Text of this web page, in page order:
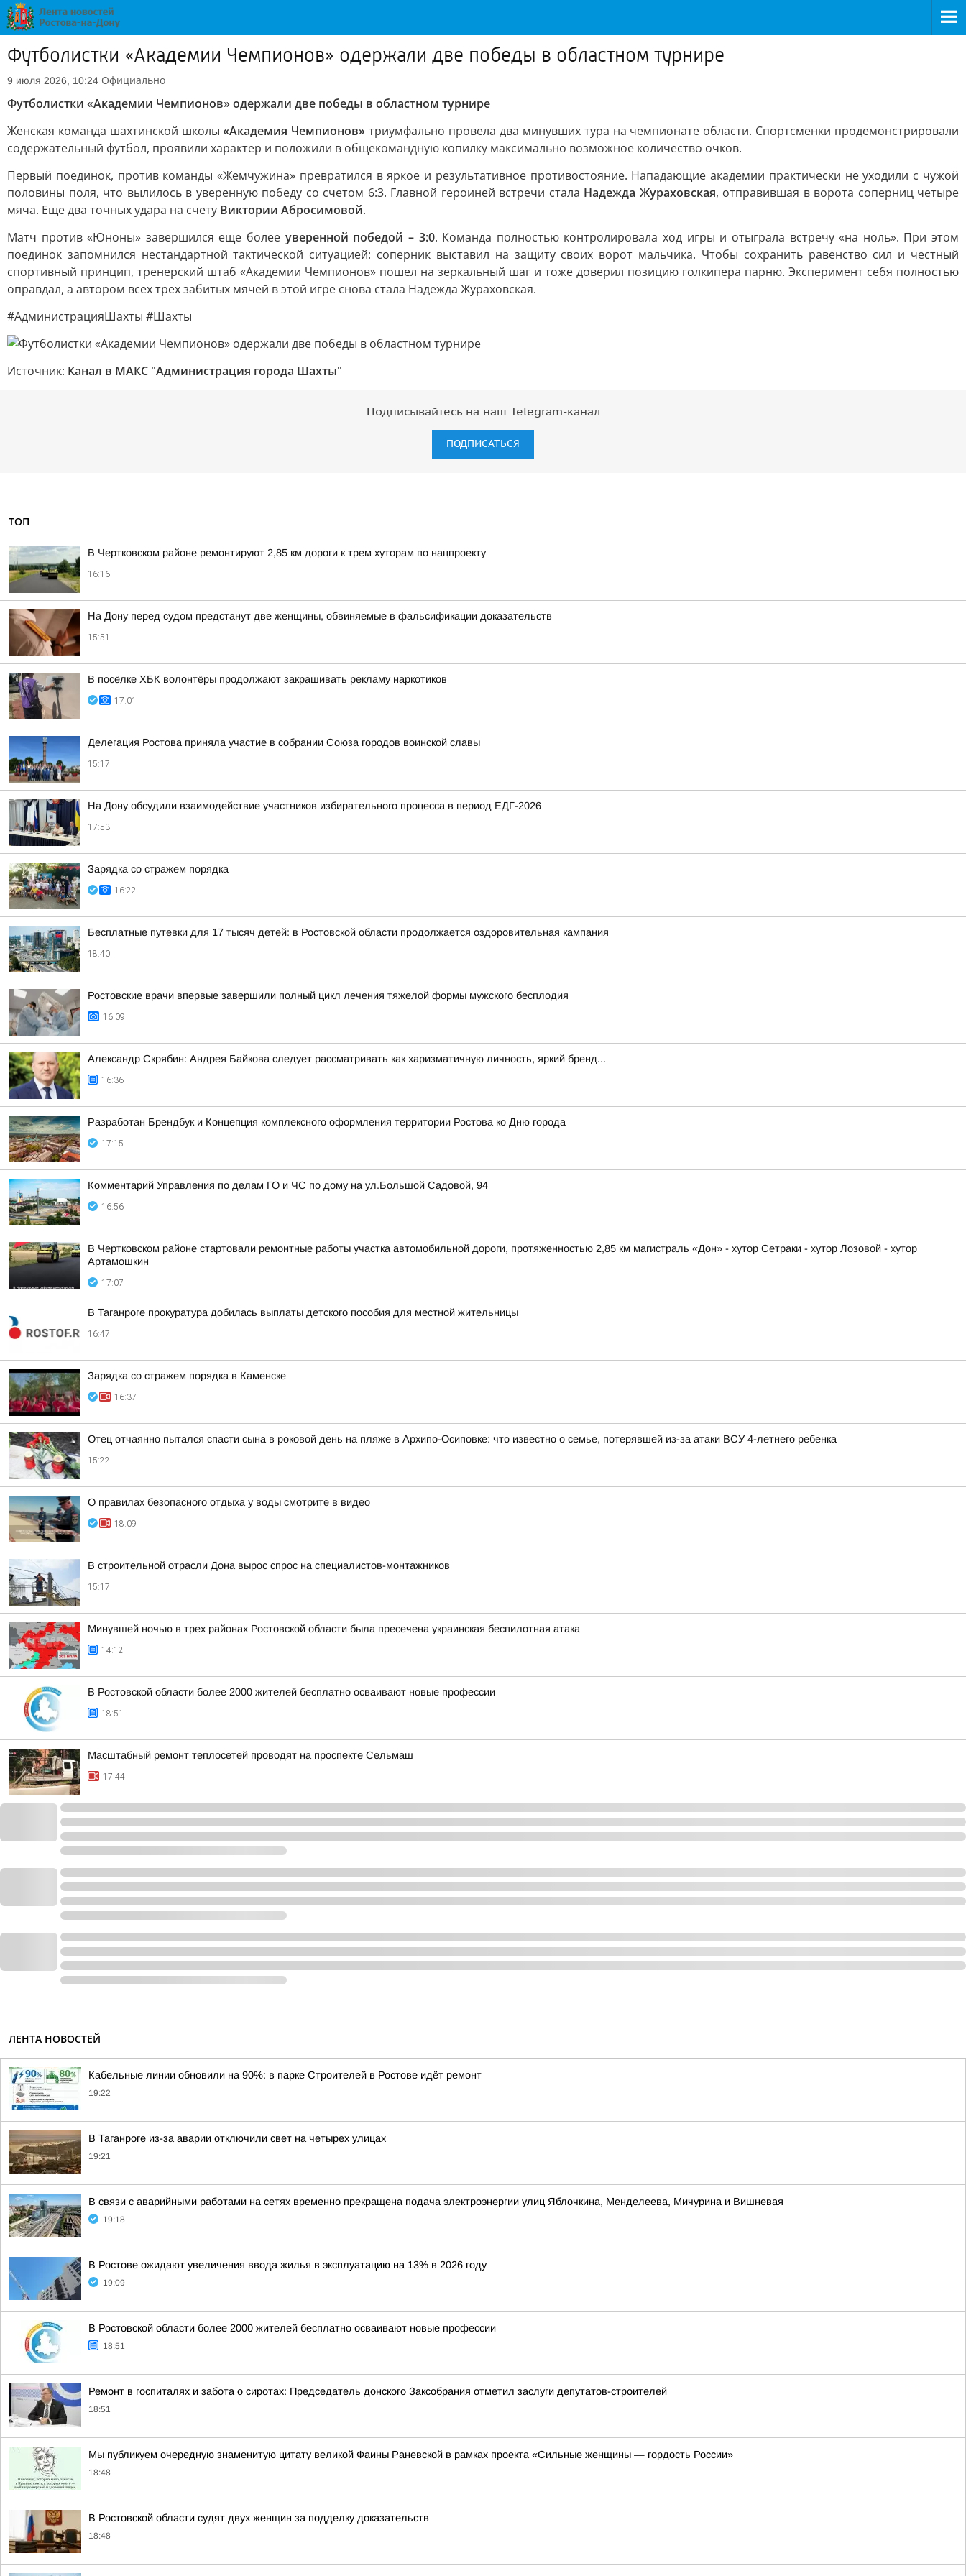
Футболистки «Академии Чемпионов» одержали две победы в областном турнире
9 июля 2026, 10:24 Официально
Футболистки «Академии Чемпионов» одержали две победы в областном турнире
Женская команда шахтинской школы«Академия Чемпионов» триумфально провела два минувших тура на чемпионате области. Спортсменки продемонстрировали
содержательный футбол, проявили характер и положили в общекомандную копилку максимально возможное количество очков.
Первый поединок, против команды «Жемчужина» превратился в яркое и результативное противостояние. Нападающие академии практически не уходили с чужой
половины поля, что вылилось в уверенную победу со счетом 6:3. Главной героиней встречи стала Надежда Жураховская, отправившая в ворота соперниц четыре
мяча. Еще два точных удара на счету Виктории Абросимовой.
Матч против «Юноны» завершился еще более уверенной победой – 3:0. Команда полностью контролировала ход игры и отыграла встречу «на ноль». При этом
поединок запомнился нестандартной тактической ситуацией: соперник выставил на защиту своих ворот мальчика. Чтобы сохранить равенство сил и честный
спортивный принцип, тренерский штаб «Академии Чемпионов» пошел на зеркальный шаг и тоже доверил позицию голкипера парню. Эксперимент себя полностью
оправдал, а автором всех трех забитых мячей в этой игре снова стала Надежда Жураховская.
#АдминистрацияШахты #Шахты
Источник: Канал в МАКС "Администрация города Шахты"
Подписывайтесь на наш Telegram-канал
ПОДПИСАТЬСЯ
ТОП
В Чертковском районе ремонтируют 2,85 км дороги к трем хуторам по нацпроекту
16:16
На Дону перед судом предстанут две женщины, обвиняемые в фальсификации доказательств
15:51
В посёлке ХБК волонтёры продолжают закрашивать рекламу наркотиков
17:01
Делегация Ростова приняла участие в собрании Союза городов воинской славы
15:17
На Дону обсудили взаимодействие участников избирательного процесса в период ЕДГ-2026
17:53
Зарядка со стражем порядка
16:22
Бесплатные путевки для 17 тысяч детей: в Ростовской области продолжается оздоровительная кампания
18:40
Ростовские врачи впервые завершили полный цикл лечения тяжелой формы мужского бесплодия
16:09
Александр Скрябин: Андрея Байкова следует рассматривать как харизматичную личность, яркий бренд...
16:36
Разработан Брендбук и Концепция комплексного оформления территории Ростова ко Дню города
17:15
Комментарий Управления по делам ГО и ЧС по дому на ул.Большой Садовой, 94
16:56
В Чертковском районе стартовали ремонтные работы участка автомобильной дороги, протяженностью 2,85 км магистраль «Дон» - хутор Сетраки - хутор Лозовой - хутор
Артамошкин
17:07
В Таганроге прокуратура добилась выплаты детского пособия для местной жительницы
16:47
Зарядка со стражем порядка в Каменске
16:37
Отец отчаянно пытался спасти сына в роковой день на пляже в Архипо-Осиповке: что известно о семье, потерявшей из-за атаки ВСУ 4-летнего ребенка
15:22
О правилах безопасного отдыха у воды смотрите в видео
18:09
В строительной отрасли Дона вырос спрос на специалистов-монтажников
15:17
Минувшей ночью в трех районах Ростовской области была пресечена украинская беспилотная атака
14:12
В Ростовской области более 2000 жителей бесплатно осваивают новые профессии
18:51
Масштабный ремонт теплосетей проводят на проспекте Сельмаш
17:44
ЛЕНТА НОВОСТЕЙ
Кабельные линии обновили на 90%: в парке Строителей в Ростове идёт ремонт
19:22
В Таганроге из-за аварии отключили свет на четырех улицах
19:21
В связи с аварийными работами на сетях временно прекращена подача электроэнергии улиц Яблочкина, Менделеева, Мичурина и Вишневая
19:18
В Ростове ожидают увеличения ввода жилья в эксплуатацию на 13% в 2026 году
19:09
В Ростовской области более 2000 жителей бесплатно осваивают новые профессии
18:51
Ремонт в госпиталях и забота о сиротах: Председатель донского Заксобрания отметил заслуги депутатов-строителей
18:51
Мы публикуем очередную знаменитую цитату великой Фаины Раневской в рамках проекта «Сильные женщины — гордость России»
18:48
В Ростовской области судят двух женщин за подделку доказательств
18:48